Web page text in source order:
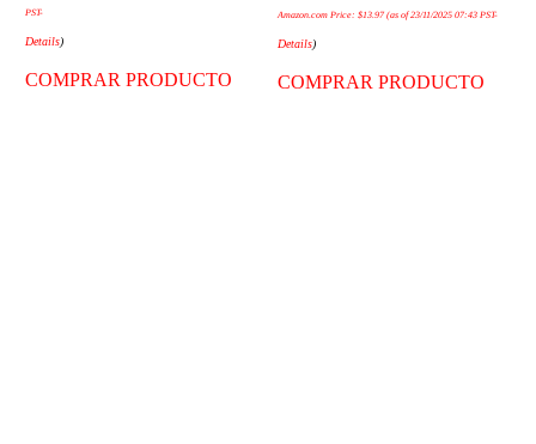
PST-
Details)
COMPRAR PRODUCTO
Amazon.com Price:$13.97 (as of 23/11/2025 07:43 PST-
Details)
COMPRAR PRODUCTO